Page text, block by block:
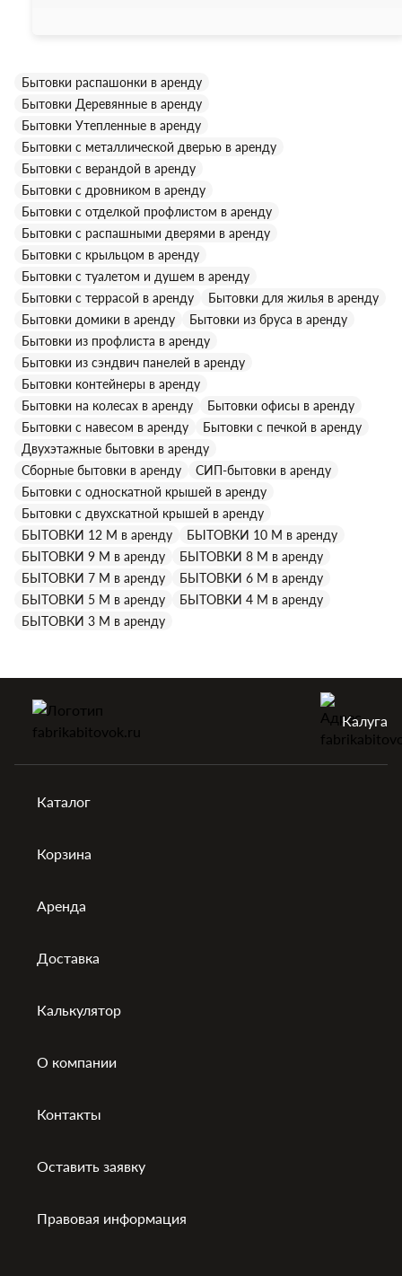
Бытовки без труда выдерживают температуру до -15 С,
однако при необходимости могут быть дополнительно
утеплены.
Бытовки распашонки в аренду
Бытовки Деревянные в аренду
Бытовки Утепленные в аренду
Бытовки с металлической дверью в аренду
Бытовки с верандой в аренду
Бытовки с дровником в аренду
Бытовки с отделкой профлистом в аренду
Бытовки с распашными дверями в аренду
Бытовки с крыльцом в аренду
Бытовки с туалетом и душем в аренду
Бытовки с террасой в аренду
Бытовки для жилья в аренду
Бытовки домики в аренду
Бытовки из бруса в аренду
Бытовки из профлиста в аренду
Бытовки из сэндвич панелей в аренду
Бытовки контейнеры в аренду
Бытовки на колесах в аренду
Бытовки офисы в аренду
Бытовки с навесом в аренду
Бытовки с печкой в аренду
Двухэтажные бытовки в аренду
Сборные бытовки в аренду
СИП-бытовки в аренду
Бытовки с односкатной крышей в аренду
Бытовки с двухскатной крышей в аренду
БЫТОВКИ 12 М в аренду
БЫТОВКИ 10 М в аренду
БЫТОВКИ 9 М в аренду
БЫТОВКИ 8 М в аренду
БЫТОВКИ 7 М в аренду
БЫТОВКИ 6 М в аренду
БЫТОВКИ 5 М в аренду
БЫТОВКИ 4 М в аренду
БЫТОВКИ 3 М в аренду
Калуга
Каталог
Корзина
Аренда
Доставка
Калькулятор
О компании
Контакты
Оставить заявку
Правовая информация